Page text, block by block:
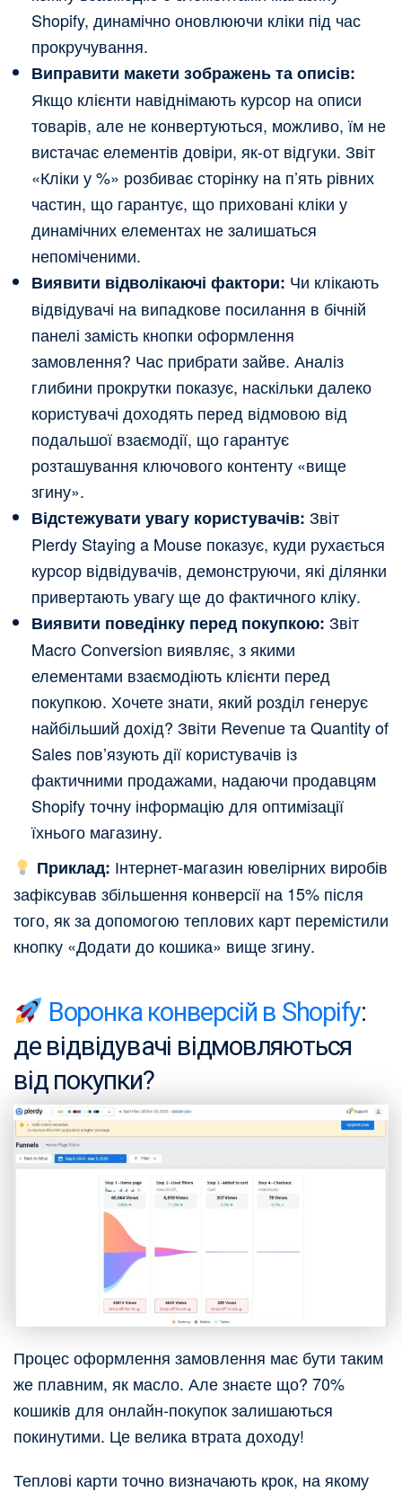
Shopify, динамічно оновлюючи кліки під час
прокручування.
Виправити макети зображень та описів:
Якщо клієнти навіднімають курсор на описи
товарів, але не конвертуються, можливо, їм не
вистачає елементів довіри, як-от відгуки. Звіт
«Кліки у %» розбиває сторінку на п’ять рівних
частин, що гарантує, що приховані кліки у
динамічних елементах не залишаться
непоміченими.
Виявити відволікаючі фактори: Чи клікають
відвідувачі на випадкове посилання в бічній
панелі замість кнопки оформлення
замовлення? Час прибрати зайве. Аналіз
глибини прокрутки показує, наскільки далеко
користувачі доходять перед відмовою від
подальшої взаємодії, що гарантує
розташування ключового контенту «вище
згину».
Відстежувати увагу користувачів: Звіт
Plerdy Staying a Mouse показує, куди рухається
курсор відвідувачів, демонструючи, які ділянки
привертають увагу ще до фактичного кліку.
Виявити поведінку перед покупкою: Звіт
Macro Conversion виявляє, з якими
елементами взаємодіють клієнти перед
покупкою. Хочете знати, який розділ генерує
найбільший дохід? Звіти Revenue та Quantity of
Sales пов’язують дії користувачів із
фактичними продажами, надаючи продавцям
Shopify точну інформацію для оптимізації
їхнього магазину.
Приклад: Інтернет-магазин ювелірних виробів
зафіксував збільшення конверсії на 15% після
того, як за допомогою теплових карт перемістили
кнопку «Додати до кошика» вище згину.
Воронка конверсій в Shopify:
де відвідувачі відмовляються
від покупки?
Процес оформлення замовлення має бути таким
же плавним, як масло. Але знаєте що? 70%
кошиків для онлайн-покупок залишаються
покинутими. Це велика втрата доходу!
Теплові карти точно визначають крок, на якому